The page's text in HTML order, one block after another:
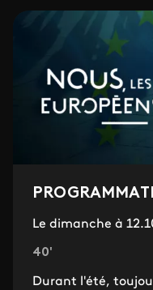
Le dimanche à
40'
Durant l'été,